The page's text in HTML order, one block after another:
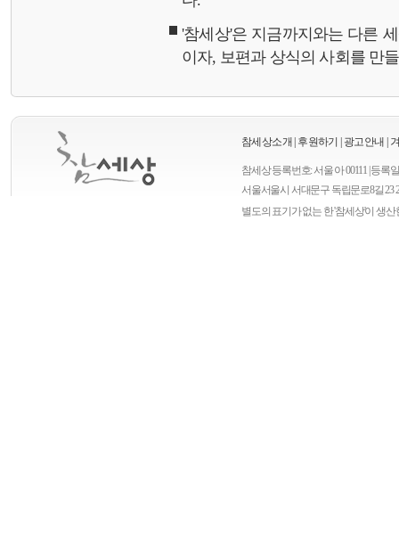
'참세상'은 지금까지와는 다른
이자, 보편과 상식의 사회를 만
참세상소개 후원하기 광고안내
참세상 등록번호: 서울 아 00111 | 등록
서울서울시 서대문구 독립문로8길 23
별도의 표기가 없는 한 '참세상'이 생